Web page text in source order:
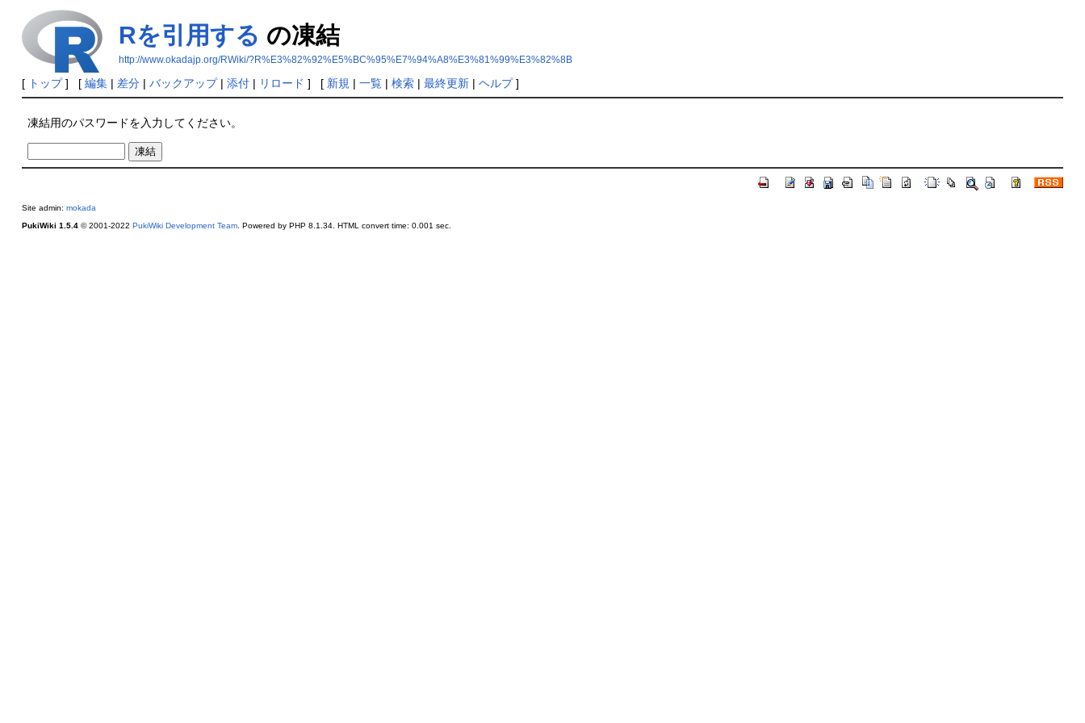
Rを引用する の凍結
http://www.okadajp.org/RWiki/?R%E3%82%92%E5%BC%95%E7%94%A8%E3%81%99%E3%82%8B
[ トップ] [ 編集| 差分| バックアップ| 添付| リロード ] [ 新規 | 一覧| 検索| 最終更新| ヘルプ]
凍結用のパスワードを入力してください。
Site admin: mokada
PukiWiki 1.5.4© 2001-2022 PukiWiki Development Team. Powered by PHP 8.1.34. HTML convert time: 0.001 sec.